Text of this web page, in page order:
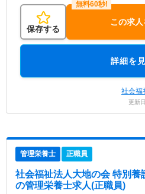
保存する
この求
詳細を
社会福
更新
管理栄養士 正職員
社会福祉法人大地の会 特別養
の管理栄養士求人(正職員)